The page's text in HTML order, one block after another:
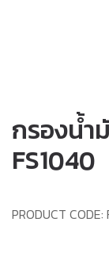
กรองน้ำ
FS1040
PRODUCT CODE: